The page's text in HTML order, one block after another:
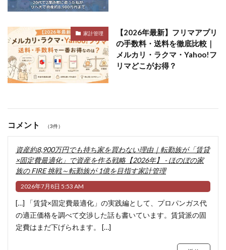
家計管理
【2026年最新】フリマアプリ
の手数料・送料を徹底比較｜
メルカリ・ラクマ・Yahoo!フ
リマどこがお得？
コメント （3件）
資産約8,900万円でも持ち家を買わない理由｜転勤族が「賃貸
×固定費最適化」で資産を作る戦略【2026年】 - ほのぼの家
族の FIRE 挑戦～転勤族が 1億を目指す家計管理
2026年7月8日 5:53 AM
[…] 「賃貸×固定費最適化」の実践編として、プロパンガス代
の適正価格を調べて交渉した話も書いています。賃貸派の固
定費はまだ下げられます。 […]